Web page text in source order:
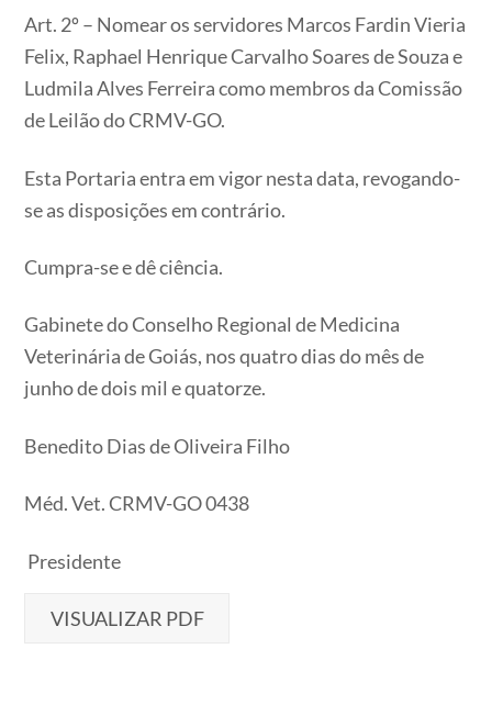
Art. 2º – Nomear os servidores Marcos Fardin Vieria
Felix, Raphael Henrique Carvalho Soares de Souza e
Ludmila Alves Ferreira como membros da Comissão
de Leilão do CRMV-GO.
Esta Portaria entra em vigor nesta data, revogando-
se as disposições em contrário.
Cumpra-se e dê ciência.
Gabinete do Conselho Regional de Medicina
Veterinária de Goiás, nos quatro dias do mês de
junho de dois mil e quatorze.
Benedito Dias de Oliveira Filho
Méd. Vet. CRMV-GO 0438
Presidente
VISUALIZAR PDF